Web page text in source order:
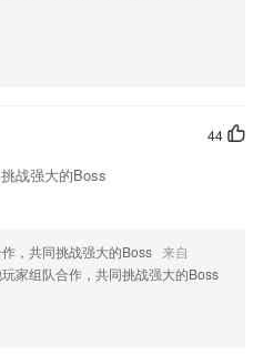
垃圾，加速手机运行速度。
2265流行音乐。
指定撤回和@成员讨论，可定时关
程时间表，课程背景可以定制
教专家专为27岁孩子量身定制，内容
化！
让你随时在线学习最全的教育信息更
译、日语翻译软件，准确的日语翻译
44
战强大的Boss
，共同挑战强大的Boss 来自
家组队合作，共同挑战强大的Boss